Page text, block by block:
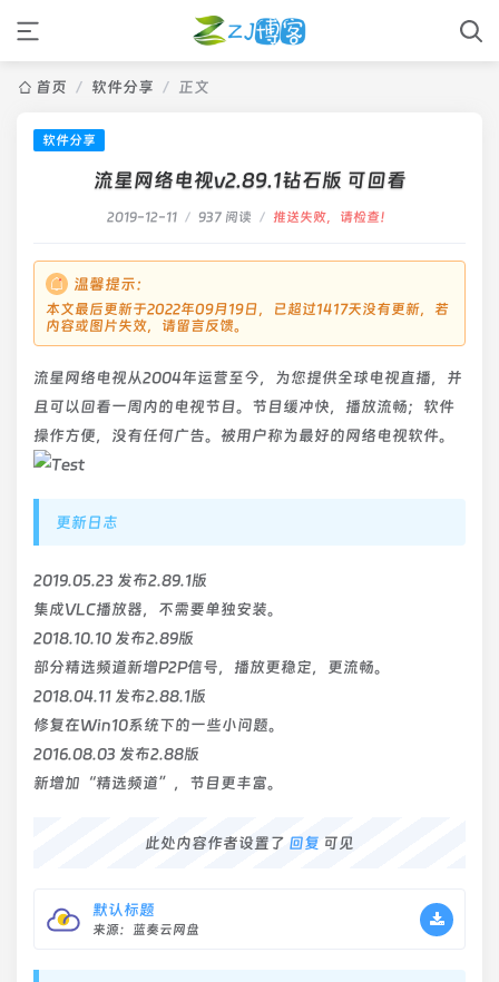
首页 / 软件分享 / 正文
软件分享
流星网络电视v2.89.1钻石版 可回看
2019-12-11 / 937 阅读 / 推送失败，请检查！
温馨提示：
本文最后更新于2022年09月19日，已超过1417天没有更新，若
内容或图片失效，请留言反馈。
流星网络电视从2004年运营至今，为您提供全球电视直播，并
且可以回看一周内的电视节目。节目缓冲快，播放流畅；软件
操作方便，没有任何广告。被用户称为最好的网络电视软件。
更新日志
2019.05.23 发布2.89.1版
集成VLC播放器，不需要单独安装。
2018.10.10 发布2.89版
部分精选频道新增P2P信号，播放更稳定，更流畅。
2018.04.11 发布2.88.1版
修复在Win10系统下的一些小问题。
2016.08.03 发布2.88版
新增加“精选频道”，节目更丰富。
此处内容作者设置了 回复 可见
默认标题
来源：蓝奏云网盘